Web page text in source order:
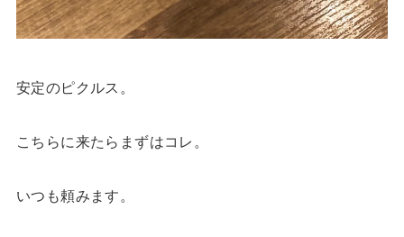
安定のピクルス。
こちらに来たらまずはコレ。
いつも頼みます。